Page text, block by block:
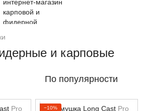
и карповые
По популярности
−10%